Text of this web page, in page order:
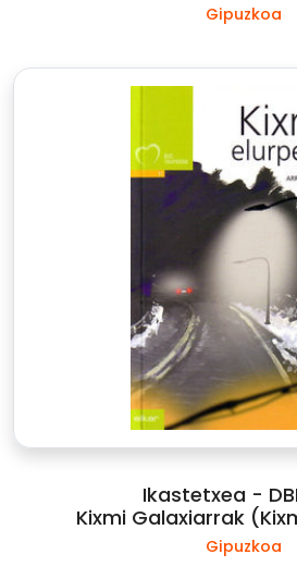
Gipuzkoa
Ikastetxea -
Kixmi Galaxiarrak
Gipuzkoa